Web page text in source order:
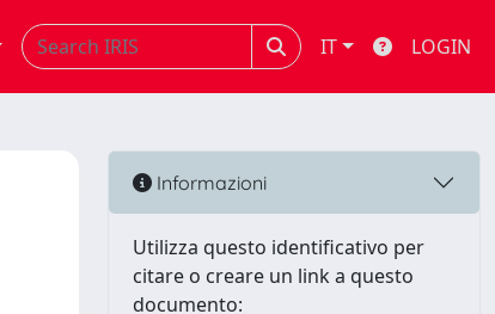
IT LOGIN
Informazioni
Utilizza questo identificativo per
citare o creare un link a questo
documento: